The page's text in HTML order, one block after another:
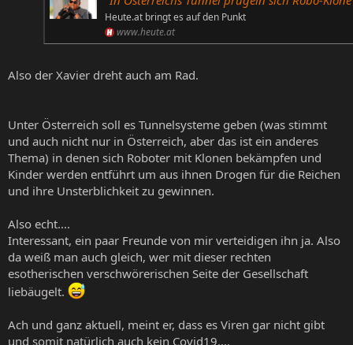
Heute.at bringt es auf den Punkt
www.heute.at
Also der Xavier dreht auch am Rad.
Unter Österreich soll es Tunnelsysteme geben (was stimmt
und auch nicht nur in Österreich, aber das ist ein anderes
Thema) in denen sich Roboter mit Klonen bekämpfen und
Kinder werden entführt um aus ihnen Drogen für die Reichen
und ihre Unsterblichkeit zu gewinnen.
Also echt....
Interessant, ein paar Freunde von mir verteidigen ihn ja. Also
da weiß man auch gleich, wer mit dieser rechten
esotherischen verschwörerischen Seite der Gesellschaft
liebäugelt.
Ach und ganz aktuell, meint er, dass es Viren gar nicht gibt
und somit natürlich auch kein Covid19....